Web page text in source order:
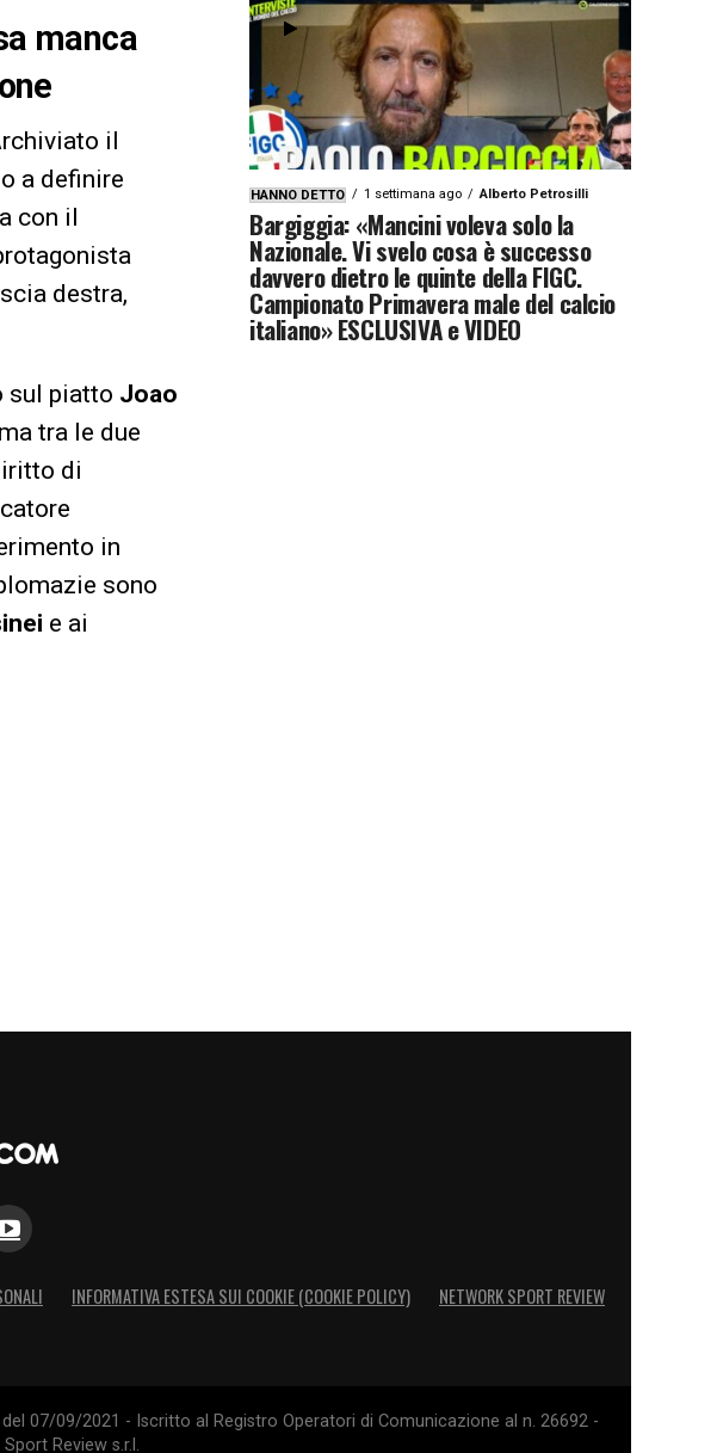
manca
il
a definire
con il
destra,
sul piatto Joao
tra le due
di
in
sono
e ai
HANNO DETTO 1 settimana ago Alberto Petrosilli
Bargiggia: «Mancini voleva solo la
Nazionale. Vi svelo cosa è successo
davvero dietro le quinte della FIGC.
Campionato Primavera male del calcio
italiano» ESCLUSIVA e VIDEO
INFORMATIVA ESTESA SUI COOKIE (COOKIE POLICY) NETWORK SPORT REVIEW
07/09/2021 - Iscritto al Registro Operatori di Comunicazione al n. 26692 -
Review s.r.l.